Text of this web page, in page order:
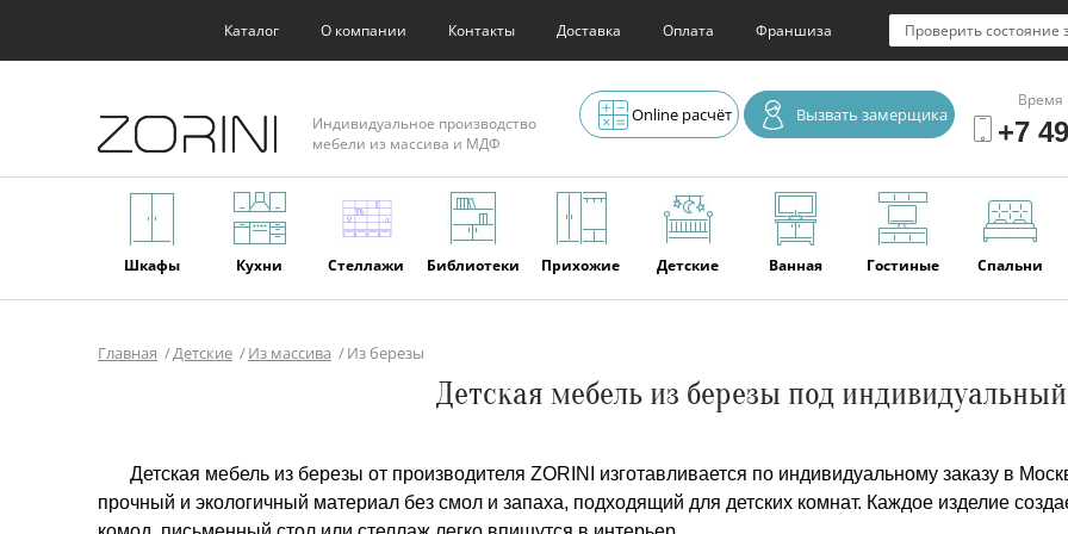
Каталог О компании Контакты Доставка Оплата Франшиза Проверить состояние
Индивидуальное производство
мебели из массива и МДФ
Online расчёт Вызвать замерщика
Время
+7
Шкафы Кухни Стеллажи Библиотеки Прихожие Детские Ванная Гостиные Спальни
массива
мебель
буфеты
последние
работы
Главная Детские Из массива Из березы
Детская мебель из березы под
Детская мебель из березы от производителя ZORINI изготавливается по индивидуальному заказу в
прочный и экологичный материал без смол и запаха, подходящий для детских комнат. Каждое изделие